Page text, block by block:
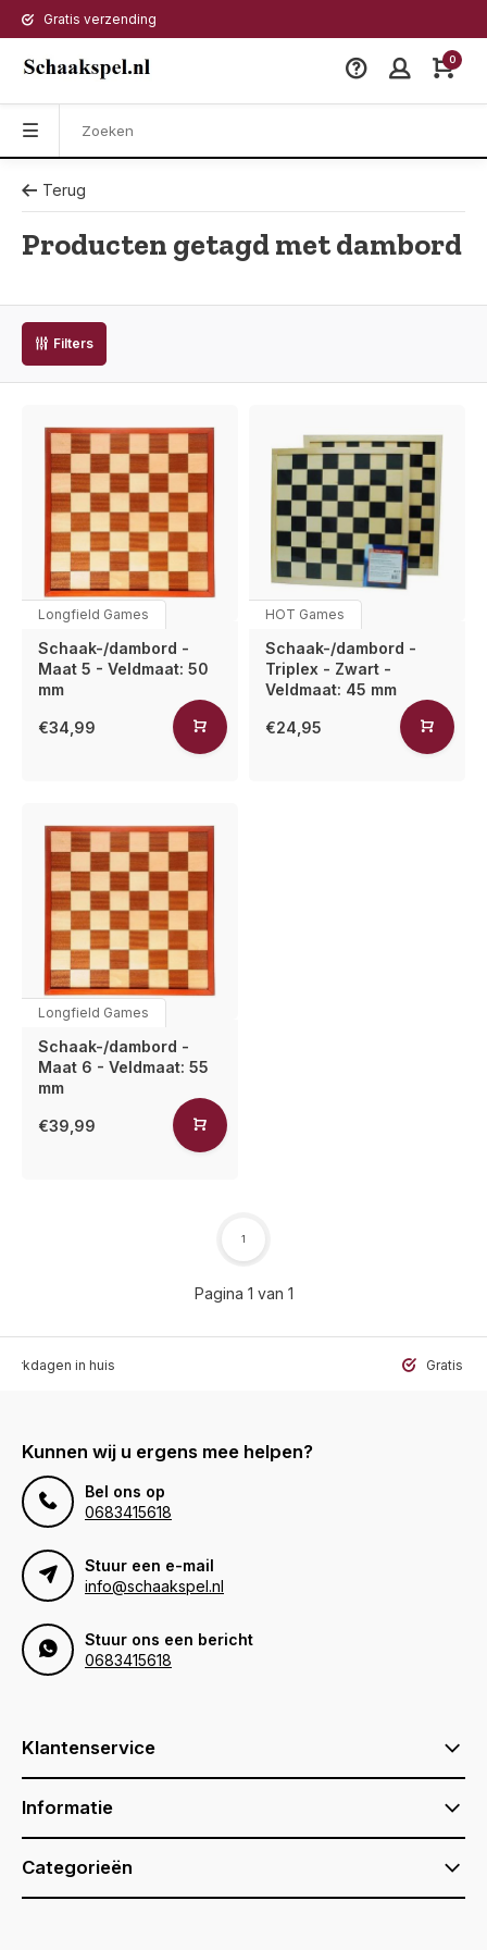
Gratis verzending
0
Terug
Producten getagd met dambord
Filters
Longfield Games
Schaak-/dambord -
Maat 5 - Veldmaat: 50
mm
€34,99
HOT Games
Schaak-/dambord -
Triplex - Zwart -
Veldmaat: 45 mm
€24,95
Longfield Games
Schaak-/dambord -
Maat 6 - Veldmaat: 55
mm
€39,99
Pagina 1 van 1
1
in huis Gratis
Kunnen wij u ergens mee helpen?
Bel ons op
0683415618
Stuur een e-mail
info@schaakspel.nl
Stuur ons een bericht
0683415618
Klantenservice
Informatie
Categorieën